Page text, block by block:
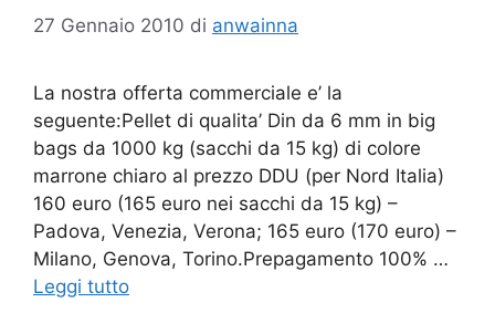
27 Gennaio 2010 di anwainna
La nostra offerta commerciale e’ la
seguente:Pellet di qualita’ Din da 6 mm in big
bags da 1000 kg (sacchi da 15 kg) di colore
marrone chiaro al prezzo DDU (per Nord Italia)
160 euro (165 euro nei sacchi da 15 kg) –
Padova, Venezia, Verona; 165 euro (170 euro) –
Milano, Genova, Torino.Prepagamento 100% …
Leggi tutto